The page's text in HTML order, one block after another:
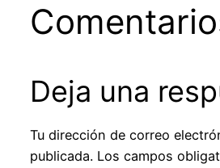
Deja una
Tu dirección de correo
publicada. Los campos